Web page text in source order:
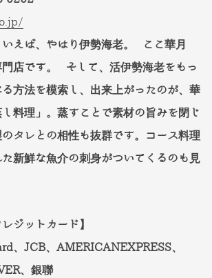
えば、やはり伊勢海老。 ここ華月
門店です。 そして、活伊勢海老をもっ
る方法を模索し、出来上がったのが、華
料理」。蒸すことで素材の旨みを閉じ
タレとの相性も抜群です。コース料理
新鮮な魚介の刺身がついてくるのも見
ジットカード】
、JCB、AMERICANEXPRESS、
、銀聯